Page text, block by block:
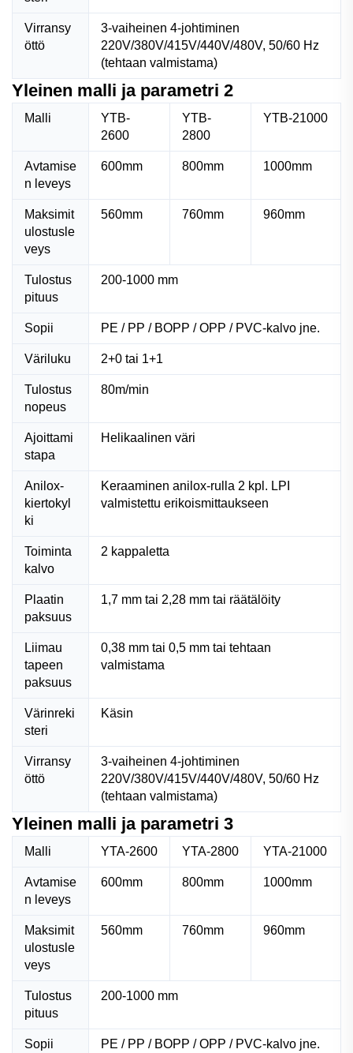
Virransy
öttö
3-vaiheinen 4-johtiminen
220V/380V/415V/440V/480V, 50/60 Hz
(tehtaan valmistama)
Yleinen malli ja parametri 2
Malli
YTB-
2600
YTB-
2800
YTB-21000
Avtamise
n leveys
600mm 800mm 1000mm
Maksimit
ulostusle
veys
560mm 760mm 960mm
Tulostus
pituus
200-1000 mm
Sopii PE / PP / BOPP / OPP / PVC-kalvo jne.
Väriluku 2+0 tai 1+1
Tulostus
nopeus
80m/min
Ajoittami
stapa
Helikaalinen väri
Anilox-
kiertokyl
ki
Keraaminen anilox-rulla 2 kpl. LPI
valmistettu erikoismittaukseen
Toiminta
kalvo
2 kappaletta
Plaatin
paksuus
1,7 mm tai 2,28 mm tai räätälöity
Liimau
tapeen
paksuus
0,38 mm tai 0,5 mm tai tehtaan
valmistama
Värinreki
steri
Käsin
Virransy
öttö
3-vaiheinen 4-johtiminen
220V/380V/415V/440V/480V, 50/60 Hz
(tehtaan valmistama)
Yleinen malli ja parametri 3
Malli YTA-2600 YTA-2800 YTA-21000
Avtamise
n leveys
600mm 800mm 1000mm
Maksimit
ulostusle
veys
560mm 760mm 960mm
Tulostus
pituus
200-1000 mm
Sopii PE / PP / BOPP / OPP / PVC-kalvo jne.